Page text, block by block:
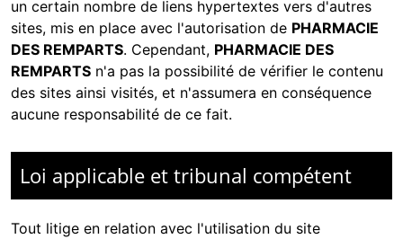
un certain nombre de liens hypertextes vers d'autres
sites, mis en place avec l'autorisation de PHARMACIE
DES REMPARTS. Cependant, PHARMACIE DES
REMPARTS n'a pas la possibilité de vérifier le contenu
des sites ainsi visités, et n'assumera en conséquence
aucune responsabilité de ce fait.
Loi applicable et tribunal compétent
Tout litige en relation avec l'utilisation du site